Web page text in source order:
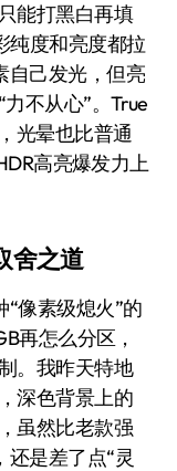
能打黑白再填
度和亮度都拉
自己发光，但亮
不从心”。True
光晕也比普通
高亮爆发力上
舍之道
像素级熄火”的
再怎么分区，
。我昨天特地
深色背景上的
虽然比老款强
是差了点“灵